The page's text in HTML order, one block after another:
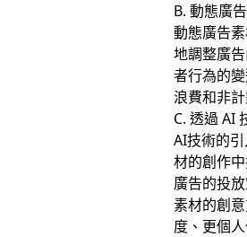
B. 動態廣
動態廣告
地調整廣
者行為的
浪費和非
C. 透過 AI
AI技術的
材的創作
廣告的投
素材的創
度、更個